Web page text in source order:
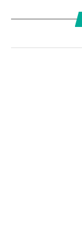
volante Michel
campo, com a